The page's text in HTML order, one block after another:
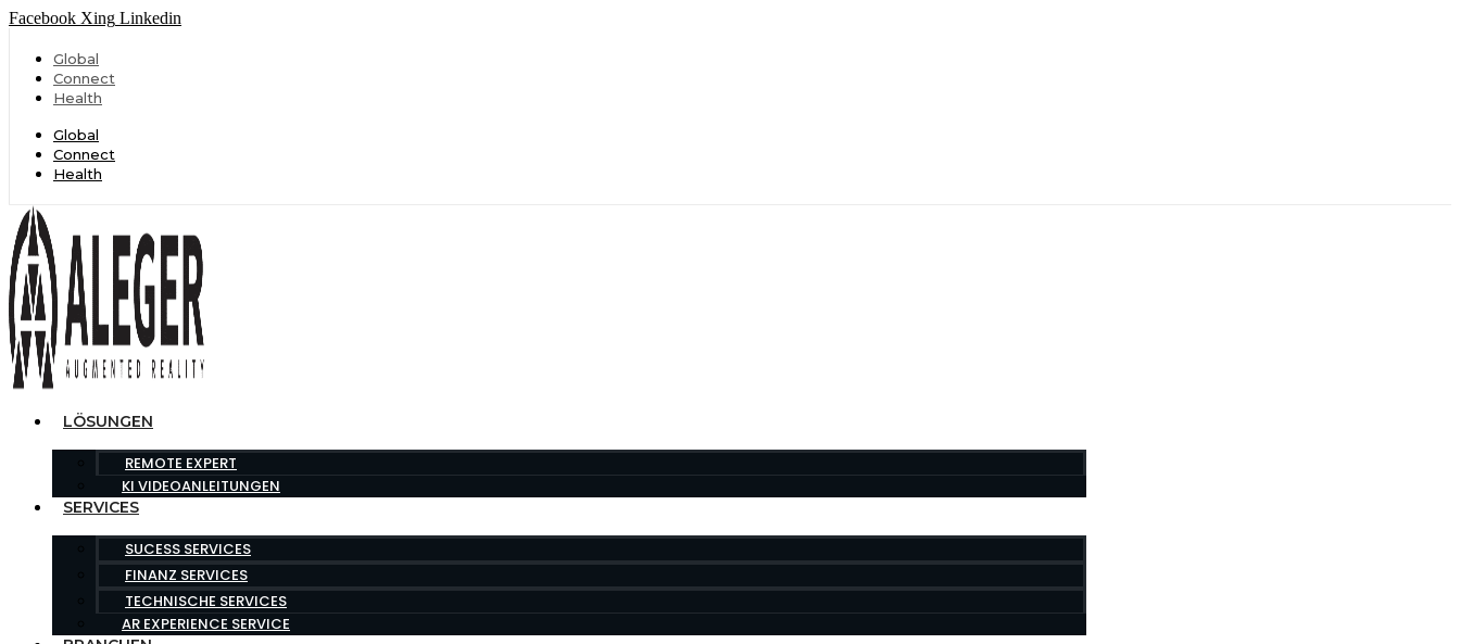
Facebook Xing Linkedin
Global
Connect
Health
Global
Connect
Health
LÖSUNGEN
REMOTE EXPERT
KI VIDEOANLEITUNGEN
SERVICES
SUCESS SERVICES
FINANZ SERVICES
TECHNISCHE SERVICES
AR EXPERIENCE SERVICE